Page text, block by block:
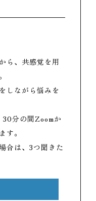
ら、共感覚を用
しながら悩みを
分の間Zoomか
す。
合は、3つ聞きた